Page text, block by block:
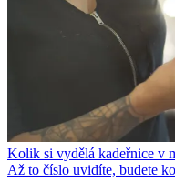
Kolik si vydělá kadeřnice v
Až to číslo uvidíte, budete